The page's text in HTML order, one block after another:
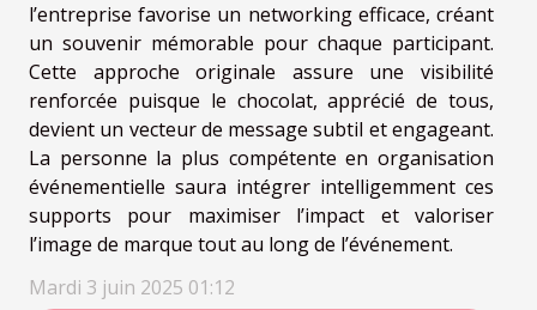
l’entreprise favorise un networking efficace, créant
un souvenir mémorable pour chaque participant.
Cette approche originale assure une visibilité
renforcée puisque le chocolat, apprécié de tous,
devient un vecteur de message subtil et engageant.
La personne la plus compétente en organisation
événementielle saura intégrer intelligemment ces
supports pour maximiser l’impact et valoriser
l’image de marque tout au long de l’événement.
Mardi 3 juin 2025 01:12